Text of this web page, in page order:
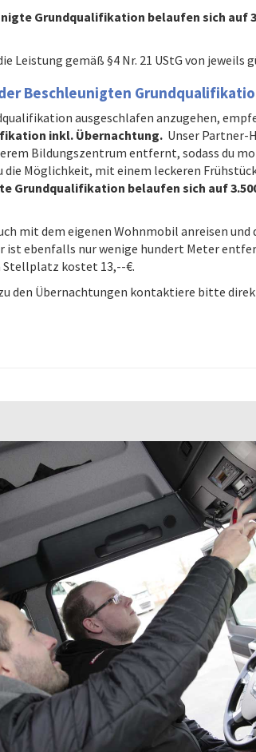
Grundqualifikation belaufen sich auf
Leistung gemäß §4 Nr. 21 UStG von
der Beschleunigten
ausgeschlafen anzugehen,
inkl. Übernachtung. Unser Partner-
Bildungszentrum entfernt, sodass du
die Möglichkeit, mit einem leckeren
Grundqualifikation belaufen sich auf
mit dem eigenen Wohnmobil anreisen und
ist ebenfalls nur wenige hundert Meter
Stellplatz kostet 13,--€.
den Übernachtungen kontaktiere bitte